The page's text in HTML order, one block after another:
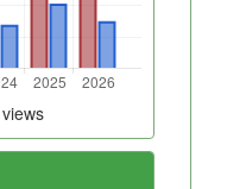
views